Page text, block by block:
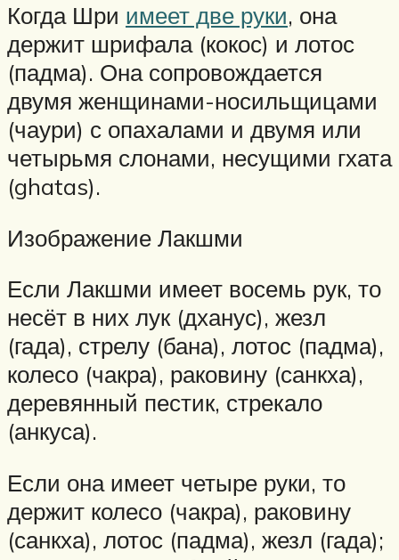
Когда Шри имеет две руки, она
держит шрифала (кокос) и лотос
(падма). Она сопровождается
двумя женщинами-носильщицами
(чаури) с опахалами и двумя или
четырьмя слонами, несущими гхата
(ghatas).
Изображение Лакшми
Если Лакшми имеет восемь рук, то
несёт в них лук (дханус), жезл
(гада), стрелу (бана), лотос (падма),
колесо (чакра), раковину (санкха),
деревянный пестик, стрекало
(анкуса).
Если она имеет четыре руки, то
держит колесо (чакра), раковину
(санкха), лотос (падма), жезл (гада);